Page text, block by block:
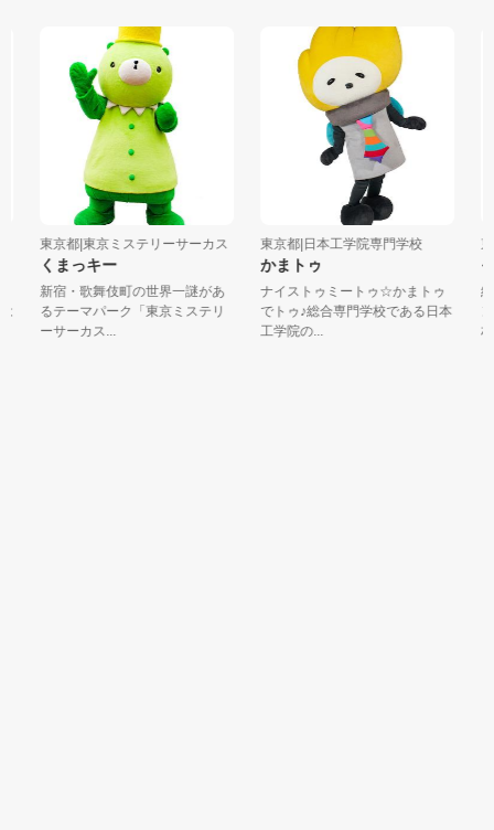
東京都|東京ミステリーサーカス
くまっキー
新宿・歌舞伎町の世界一謎があ
るテーマパーク「東京ミステリ
ーサーカス...
東京都|日本工学院専門学校
かまトゥ
ナイストゥミートゥ☆かまトゥ
でトゥ♪総合専門学校である日本
工学院の...
東
そ
絶
ン
村